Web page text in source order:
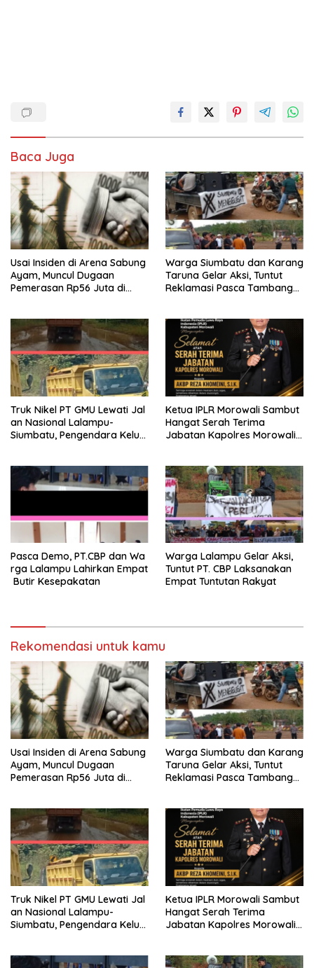
Baca Juga
Usai Insiden di Arena Sabung
Ayam, Muncul Dugaan
Pemerasan Rp56 Juta di
Warga Siumbatu dan Karang
Taruna Gelar Aksi, Tuntut
Reklamasi Pasca Tambang
Truk Nikel PT GMU Lewati Jal
an Nasional Lalampu-
Siumbatu, Pengendara Keluh
Ketua IPLR Morowali Sambut
Hangat Serah Terima
Jabatan Kapolres Morowali
Pasca Demo, PT.CBP dan Wa
rga Lalampu Lahirkan Empat
Butir Kesepakatan
Warga Lalampu Gelar Aksi,
Tuntut PT. CBP Laksanakan
Empat Tuntutan Rakyat
Rekomendasi untuk kamu
Usai Insiden di Arena Sabung
Ayam, Muncul Dugaan
Pemerasan Rp56 Juta di
Warga Siumbatu dan Karang
Taruna Gelar Aksi, Tuntut
Reklamasi Pasca Tambang
Truk Nikel PT GMU Lewati Jal
an Nasional Lalampu-
Siumbatu, Pengendara Keluh
Ketua IPLR Morowali Sambut
Hangat Serah Terima
Jabatan Kapolres Morowali